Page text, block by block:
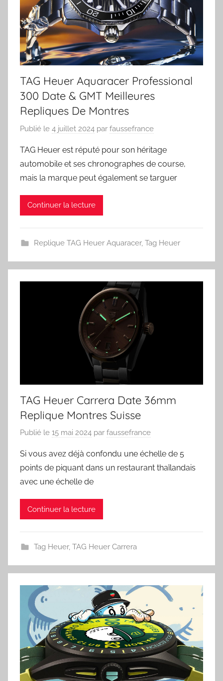
TAG Heuer Aquaracer Professional
300 Date & GMT Meilleures
Repliques De Montres
Publié le 4 juillet 2024 par faussefrance
TAG Heuer est réputé pour son héritage
automobile et ses chronographes de course,
mais la marque peut également se targuer
Continuer la lecture
Replique TAG Heuer Aquaracer, Tag Heuer
TAG Heuer Carrera Date 36mm
Replique Montres Suisse
Publié le 15 mai 2024 par faussefrance
Si vous avez déjà confondu une échelle de 5
points de piquant dans un restaurant thaïlandais
avec une échelle de
Continuer la lecture
Tag Heuer, TAG Heuer Carrera